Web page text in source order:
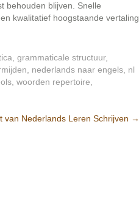
behouden blijven. Snelle
kwalitatief hoogstaande vertaling
grammaticale structuur,
nederlands naar engels nl
woorden repertoire
van Nederlands Leren Schrijven →